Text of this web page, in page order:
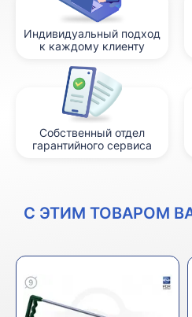
Индивидуальный подход
к каждому клиенту
Собственный отдел
гарантийного сервиса
С ЭТИМ ТОВАРОМ